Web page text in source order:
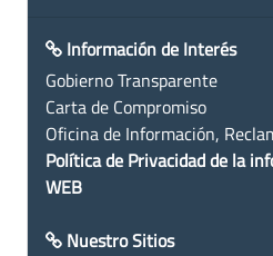
Información de Interés
Gobierno Transparente
Carta de Compromiso
Oficina de Información,
Política de Privacidad de la
WEB
Nuestro Sitios